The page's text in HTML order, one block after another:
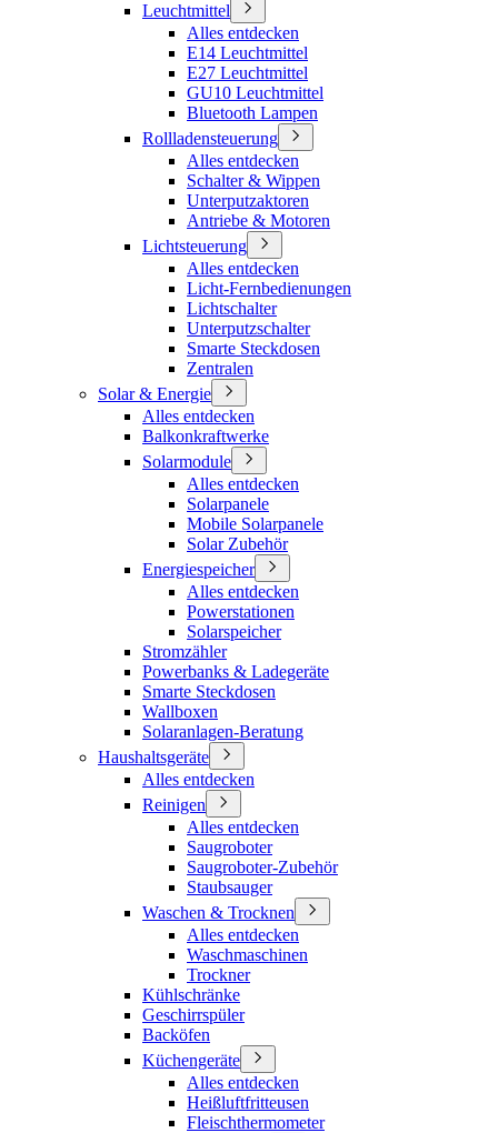
Leuchtmittel
Alles entdecken
E14 Leuchtmittel
E27 Leuchtmittel
GU10 Leuchtmittel
Bluetooth Lampen
Rollladensteuerung
Alles entdecken
Schalter & Wippen
Unterputzaktoren
Antriebe & Motoren
Lichtsteuerung
Alles entdecken
Licht-Fernbedienungen
Lichtschalter
Unterputzschalter
Smarte Steckdosen
Zentralen
Solar & Energie
Alles entdecken
Balkonkraftwerke
Solarmodule
Alles entdecken
Solarpanele
Mobile Solarpanele
Solar Zubehör
Energiespeicher
Alles entdecken
Powerstationen
Solarspeicher
Stromzähler
Powerbanks & Ladegeräte
Smarte Steckdosen
Wallboxen
Solaranlagen-Beratung
Haushaltsgeräte
Alles entdecken
Reinigen
Alles entdecken
Saugroboter
Saugroboter-Zubehör
Staubsauger
Waschen & Trocknen
Alles entdecken
Waschmaschinen
Trockner
Kühlschränke
Geschirrspüler
Backöfen
Küchengeräte
Alles entdecken
Heißluftfritteusen
Fleischthermometer